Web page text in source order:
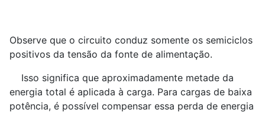
Observe que o circuito conduz somente os semiciclos
positivos da tensão da fonte de alimentação.
Isso significa que aproximadamente metade da
energia total é aplicada à carga. Para cargas de baixa
potência, é possível compensar essa perda de energia